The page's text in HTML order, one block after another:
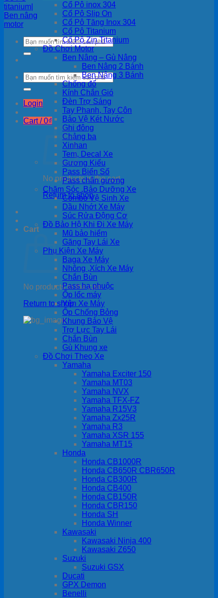
Search
for:
Search
for:
Login
Cart /0₫
No products in the cart.
Return to shop
Cart
No products in the cart.
Return to shop
Cổ Pô inox 304
Cổ Pô Slip On
Cổ Pô Tăng Inox 304
Cổ Pô Titanium
Cổ Pô Zin Titanium
Đồ Chơi Motor
Ben Nâng – Gù Nâng
Ben Nâng 2 Bánh
Ben Nâng 3 Bánh
Chống đổ
Kính Chắn Gió
Đèn Trợ Sáng
Tay Phanh, Tay Côn
Bảo Vệ Két Nước
Ghi đông
Chảng ba
Xinhan
Tem, Decal Xe
Gương Kiểu
Pass Biển Số
Pass chân gương
Chăm Sóc ,Bảo Dưỡng Xe
Combo Vệ Sinh Xe
Dầu Nhớt Xe Máy
Súc Rửa Động Cơ
Đồ Bảo Hộ Khi Đi Xe Máy
Mũ bảo hiểm
Găng Tay Lái Xe
Phụ Kiện Xe Máy
Baga Xe Máy
Nhông ,Xích Xe Máy
Chắn Bùn
Pass hạ phuộc
Ốp lốc máy
Yên Xe Máy
Ốp Chống Bỏng
Khung Bảo Vệ
Trợ Lực Tay Lái
Chắn Bùn
Gù Khung xe
Đồ Chơi Theo Xe
Yamaha
Yamaha Exciter 150
Yamaha MT03
Yamaha NVX
Yamaha TFX-FZ
Yamaha R15V3
Yamaha Zx25R
Yamaha R3
Yamaha XSR 155
Yamaha MT15
Honda
Honda CB1000R
Honda CB650R CBR650R
Honda CB300R
Honda CB400
Honda CB150R
Honda CBR150
Honda SH
Honda Winner
Kawasaki
Kawasaki Ninja 400
Kawasaki Z650
Suzuki
Suzuki GSX
Ducati
GPX Demon
Benelli